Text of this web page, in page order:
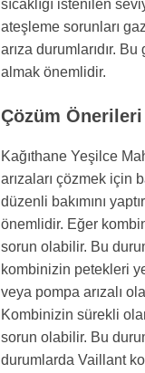
sıcaklığı istenilen
ateşleme sorunları
arıza durumlarıdır.
almak önemlidir.
Çözüm Önerileri
Kağıthane Yeşilce
arızaları çözmek için
düzenli bakımını
önemlidir. Eğer
sorun olabilir. Bu
kombinizin petekleri
veya pompa arızalı
Kombinizin sürekli
sorun olabilir. Bu
durumlarda Vaillant